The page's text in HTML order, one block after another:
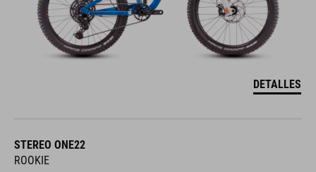
DETALLES
STEREO ONE22
ROOKIE